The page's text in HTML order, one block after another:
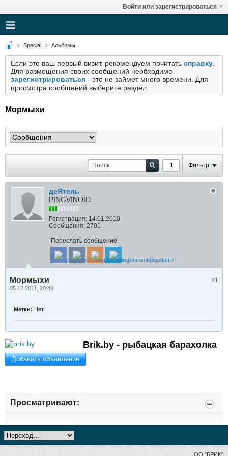
Войти или зарегистрироваться
Special Альбомы
Если это ваш первый визит, рекомендуем почитать справку
Для размещения своих сообщений необходимо
зарегистрироваться - это не займет много времени. Для
просмотра сообщений выберите раздел.
Мормыхи
Фильтр
деЯтель
PINGVINOID
Регистрация: 14.01.2010
Сообщения: 2701
Переслать сообщение:
#1
Мормыхи
05.12.2011, 20:49
Метки: Нет
Brik.by - рыбацкая барахолка
Добавить объявление
Просматривают:
ОО "БРИК"